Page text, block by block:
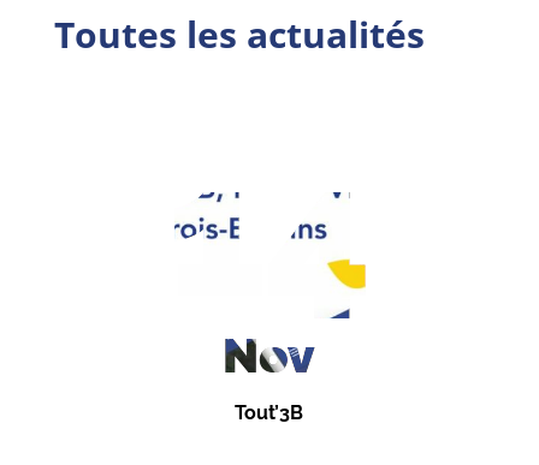
Toutes les actualités
Tout’3B
14
Nov